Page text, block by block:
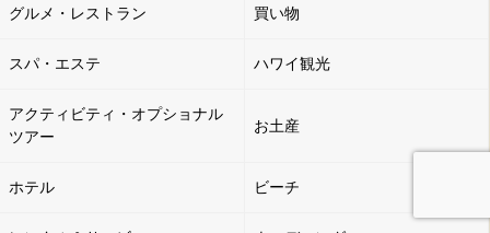
グルメ・レストラン 買い物
スパ・エステ ハワイ観光
アクティビティ・オプショナル
ツアー
お土産
ホテル ビーチ